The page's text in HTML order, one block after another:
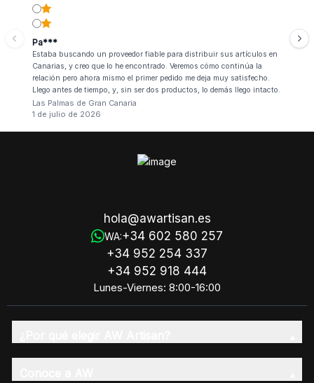
Pa***
Estaba buscando un proveedor fiable para distribuir sus artículos en
Canarias, y creo que lo he encontrado. Veremos cómo continúa la
relación pero ahora mismo el primer pedido me deja muy satisfecho.
Llego antes de tiempo, y, sin ser dos productos, lo demás llego intacto.
Las Palmas de Gran Canaria
1 de julio de 2026
hola@awartisan.es
WA:+34 602 580 257
+34 952 254 337
+34 952 918 444
Lunes-Viernes: 8:00-16:00